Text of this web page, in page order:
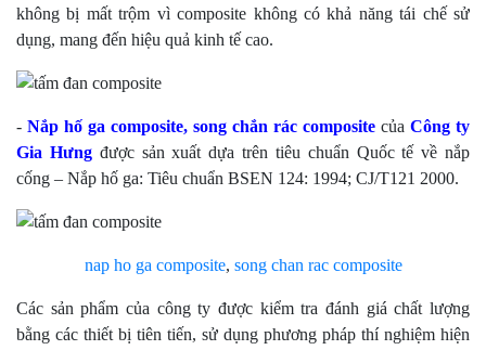
không bị mất trộm vì composite không có khả năng tái chế sử
dụng, mang đến hiệu quả kinh tế cao.
- Nắp hố ga composite, song chắn rác composite của Công ty
Gia Hưngđược sản xuất dựa trên tiêu chuẩn Quốc tế về nắp
cống – Nắp hố ga: Tiêu chuẩn BSEN 124: 1994; CJ/T121 2000.
nap ho ga composite, song chan rac composite
Các sản phẩm của công ty được kiểm tra đánh giá chất lượng
bằng các thiết bị tiên tiến, sử dụng phương pháp thí nghiệm hiện